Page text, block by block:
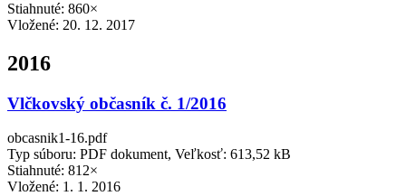
Stiahnuté: 860×
Vložené: 20. 12. 2017
2016
Vlčkovský občasník č. 1/2016
obcasnik1-16.pdf
Typ súboru: PDF dokument, Veľkosť: 613,52 kB
Stiahnuté: 812×
Vložené: 1. 1. 2016